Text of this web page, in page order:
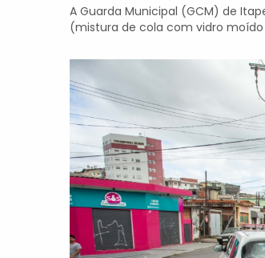
A Guarda Municipal (GCM) de
(mistura de cola com vidro